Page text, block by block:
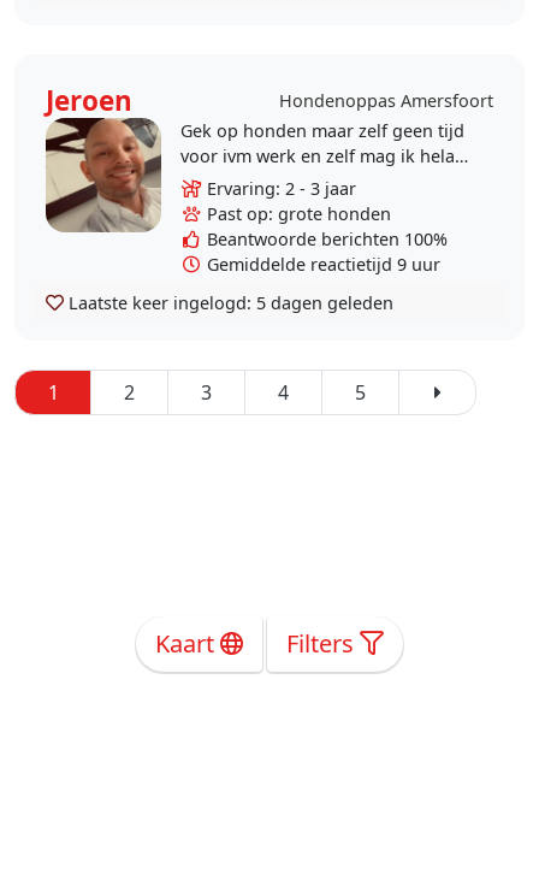
Jeroen
Hondenoppas Amersfoort
Gek op honden maar zelf geen tijd
voor ivm werk en zelf mag ik helaas
geen huisdieren houden. Vind het
ontspannend om na mijn werk
avond te wandelen..
Ervaring: 2 - 3 jaar
Past op: grote honden
Beantwoorde berichten 100%
Gemiddelde reactietijd 9 uur
Laatste keer ingelogd: 5 dagen geleden
1 2 3 4 5
Kaart Filters